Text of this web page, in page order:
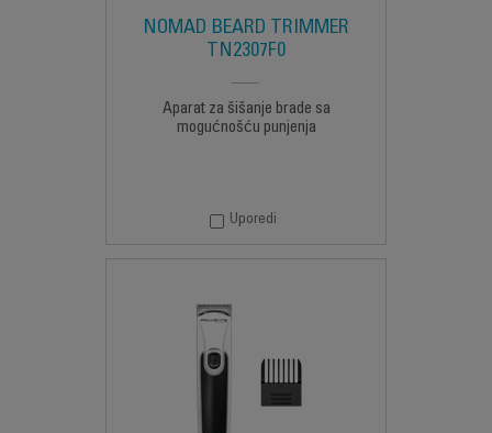
NOMAD BEARD TRIMMER
TN2307F0
Aparat za šišanje brade sa
mogućnošću punjenja
Uporedi